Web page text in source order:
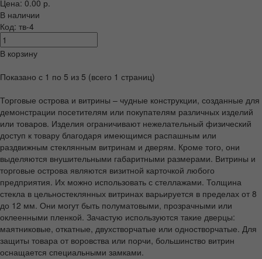
Цена: 0.00 р.
В наличии
Код: тв-4
В корзину
Показано с 1 по 5 из 5 (всего 1 страниц)
Торговые острова и витрины – чудные конструкции, созданные для
демонстрации посетителям или покупателям различных изделий
или товаров. Изделия ограничивают нежелательный физический
доступ к товару благодаря имеющимся распашным или
раздвижным стеклянным витринам и дверям. Кроме того, они
выделяются внушительными габаритными размерами. Витрины и
торговые острова являются визитной карточкой любого
предприятия. Их можно использовать с стеллажами. Толщина
стекла в цельностеклянных витринах варьируется в пределах от 8
до 12 мм. Они могут быть полуматовыми, прозрачными или
оклеенными пленкой. Зачастую используются такие дверцы:
маятниковые, откатные, двухстворчатые или одностворчатые. Для
защиты товара от воровства или порчи, большинство витрин
оснащается специальными замками.